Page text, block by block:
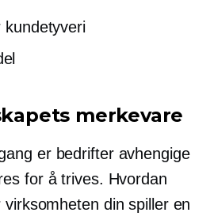
kundetyveri
merkevare
er bedrifter avhengige
for å trives. Hvordan
din spiller en